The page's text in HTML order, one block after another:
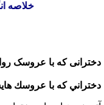
خلاصه
دخترانی كه با عروسک
دختراني كه با عروسك